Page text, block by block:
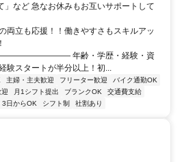
」など 急なお休みもお互いサポートして
両立も応援！！働きやすさもスキルアッ
年齢・学歴・経験・資
験スタートが半分以上！初...
主婦・主夫歓迎 フリーター歓迎
バイク通勤OK
月1シフト提出 ブランクOK
交通費支給
3日からOK シフト制 社割あり